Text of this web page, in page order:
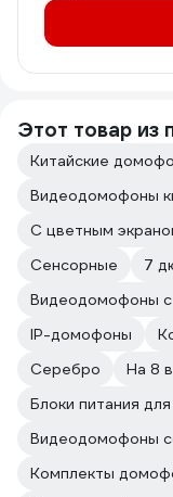
Этот товар из
Китайские
Видеодомофоны
С цветным
Сенсорные
7
Видеодомофоны
IP-домофоны
Серебро
На 8
Блоки питания
Видеодомофоны
Комплекты